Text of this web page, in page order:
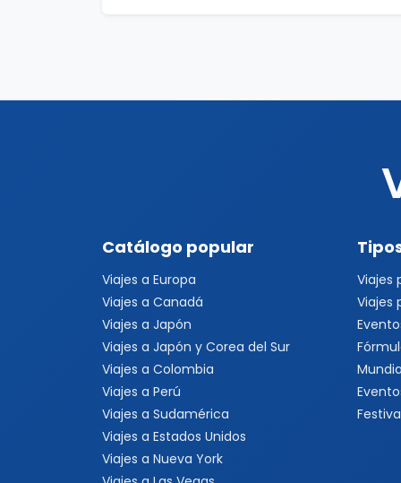
Catálogo popular
Viajes a Europa
Viajes a Canadá
Viajes a Japón
Viajes a Japón y Corea del Sur
Viajes a Colombia
Viajes a Perú
Viajes a Sudamérica
Viajes a Estados Unidos
Viajes a Nueva York
Viajes
Viajes